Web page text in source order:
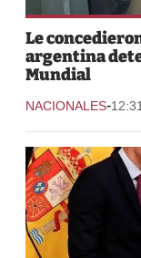
Le
argentina
Mundial
NACIONALES-12:31